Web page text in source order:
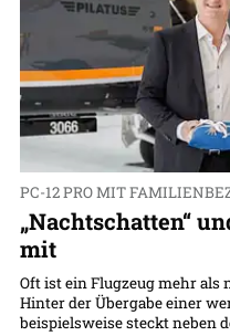
PC-12 PRO MIT
„Nachtschatten“
mit
Oft ist ein Flugzeug mehr
Hinter der Übergabe einer
beispielsweise steckt neben